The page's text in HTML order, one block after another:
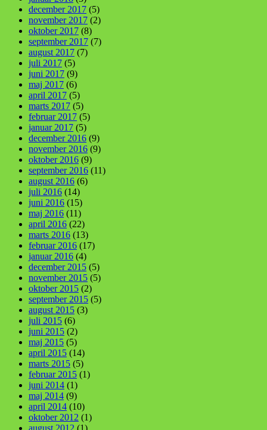
december 2017 (5)
november 2017 (2)
oktober 2017 (8)
september 2017 (7)
august 2017 (7)
juli 2017 (5)
juni 2017 (9)
maj 2017 (6)
april 2017 (5)
marts 2017 (5)
februar 2017 (5)
januar 2017 (5)
december 2016 (9)
november 2016 (9)
oktober 2016 (9)
september 2016 (11)
august 2016 (6)
juli 2016 (14)
juni 2016 (15)
maj 2016 (11)
april 2016 (22)
marts 2016 (13)
februar 2016 (17)
januar 2016 (4)
december 2015 (5)
november 2015 (5)
oktober 2015 (2)
september 2015 (5)
august 2015 (3)
juli 2015 (6)
juni 2015 (2)
maj 2015 (5)
april 2015 (14)
marts 2015 (5)
februar 2015 (1)
juni 2014 (1)
maj 2014 (9)
april 2014 (10)
oktober 2012 (1)